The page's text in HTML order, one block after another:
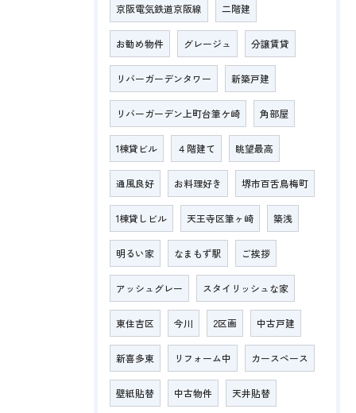
京阪電気鉄道京阪線 二階建
お勧め物件 グレージュ 分譲賃貸
リバーガーデンタワー 新築戸建
リバーガーデン上町台筆ケ崎 角部屋
1棟貸ビル ４階建て 眺望最高
通風良好 お料理好き 堺市百舌鳥梅町
1棟貸しビル 天王寺区筆ヶ崎 築浅
明るい家 なまもず駅 ご挨拶
アッシュグレー スタイリッシュな家
東住吉区 今川 2区画 中古戸建
新喜多東 リフォーム中 カースペース
壁紙貼替 中古物件 天井貼替